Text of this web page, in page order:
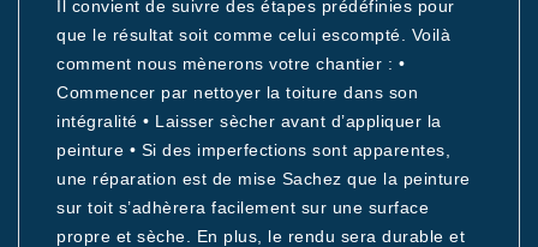
Il convient de suivre des étapes prédéfinies pour
que le résultat soit comme celui escompté. Voilà
comment nous mènerons votre chantier : •
Commencer par nettoyer la toiture dans son
intégralité • Laisser sècher avant d’appliquer la
peinture • Si des imperfections sont apparentes,
une réparation est de mise Sachez que la peinture
sur toit s’adhèrera facilement sur une surface
propre et sèche. En plus, le rendu sera durable et